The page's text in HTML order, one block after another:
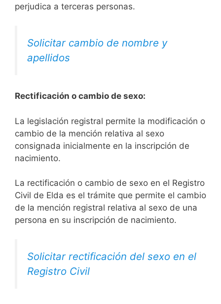
perjudica a terceras personas.
Solicitar cambio de nombre y
apellidos
Rectificación o cambio de sexo:
La legislación registral permite la modificación o
cambio de la mención relativa al sexo
consignada inicialmente en la inscripción de
nacimiento.
La rectificación o cambio de sexo en el Registro
Civil de Elda es el trámite que permite el cambio
de la mención registral relativa al sexo de una
persona en su inscripción de nacimiento.
Solicitar rectificación del sexo en el
Registro Civil